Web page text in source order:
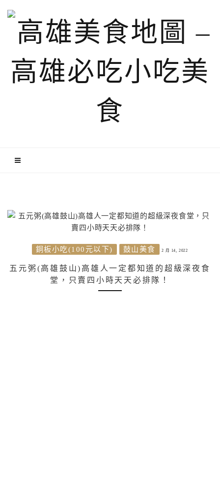
銅板小吃(100元以下) 鼓山美食 2 月 14, 2022
五元粥(高雄鼓山)高雄人一定都知道的超級深夜食
堂，只賣四小時天天必排隊！